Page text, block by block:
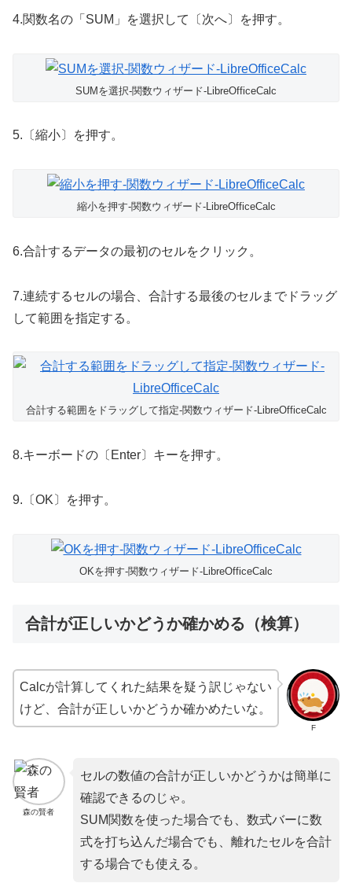
4.関数名の「SUM」を選択して〔次へ〕を押す。
SUMを選択-関数ウィザード-LibreOfficeCalc
5.〔縮小〕を押す。
縮小を押す-関数ウィザード-LibreOfficeCalc
6.合計するデータの最初のセルをクリック。
7.連続するセルの場合、合計する最後のセルまでドラッグ
して範囲を指定する。
合計する範囲をドラッグして指定-関数ウィザード-LibreOfficeCalc
8.キーボードの〔Enter〕キーを押す。
9.〔OK〕を押す。
OKを押す-関数ウィザード-LibreOfficeCalc
合計が正しいかどうか確かめる（検算）
F
Calcが計算してくれた結果を疑う訳じゃない
けど、合計が正しいかどうか確かめたいな。
森の賢者
セルの数値の合計が正しいかどうかは簡単に
確認できるのじゃ。
SUM関数を使った場合でも、数式バーに数
式を打ち込んだ場合でも、離れたセルを合計
する場合でも使える。